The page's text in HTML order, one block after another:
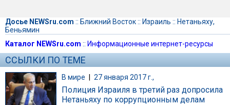
Досье NEWSru.com :: Ближний Восток:: Израиль :: Нетаньяху,
Беньямин
Каталог NEWSru.com :: Информационные интернет-ресурсы
ССЫЛКИ ПО ТЕМЕ
В мире | 27 января 2017 г.,
Полиция Израиля в третий раз допросила
Нетаньяху по коррупционным делам